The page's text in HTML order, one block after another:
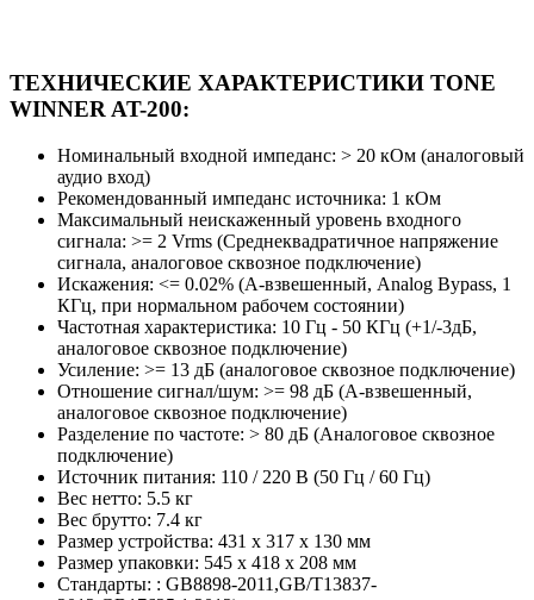
ТЕХНИЧЕСКИЕ ХАРАКТЕРИСТИКИ TONE
WINNER AT-200:
Номинальный входной импеданс: > 20 кОм (аналоговый
аудио вход)
Рекомендованный импеданс источника: 1 кОм
Максимальный неискаженный уровень входного
сигнала: >= 2 Vrms (Среднеквадратичное напряжение
сигнала, аналоговое сквозное подключение)
Искажения: <= 0.02% (A-взвешенный, Analog Bypаss, 1
КГц, при нормальном рабочем состоянии)
Частотная характеристика: 10 Гц - 50 КГц (+1/-3дБ,
аналоговое сквозное подключение)
Усиление: >= 13 дБ (аналоговое сквозное подключение)
Отношение сигнал/шум: >= 98 дБ (A-взвешенный,
аналоговое сквозное подключение)
Разделение по частоте: > 80 дБ (Аналоговое сквозное
подключение)
Источник питания: 110 / 220 В (50 Гц / 60 Гц)
Вес нетто: 5.5 кг
Вес брутто: 7.4 кг
Размер устройства: 431 х 317 х 130 мм
Размер упаковки: 545 x 418 x 208 мм
Стандарты: : GB8898-2011,GB/Т13837-